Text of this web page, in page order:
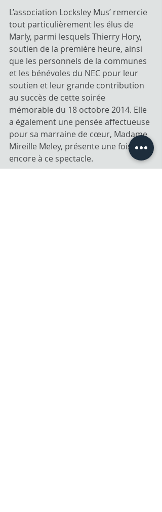
L’association Locksley Mus’ remercie
tout particulièrement les élus de
Marly, parmi lesquels Thierry Hory,
soutien de la première heure, ainsi
que les personnels de la communes
et les bénévoles du NEC pour leur
soutien et leur grande contribution
au succès de cette soirée
mémorable du 18 octobre 2014. Elle
a également une pensée affectueuse
pour sa marraine de cœur, Madame
Mireille Meley, présente une fois
encore à ce spectacle.